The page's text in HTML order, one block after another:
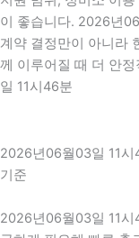
이 좋습니다. 2026년
계약 결정만이 아니라
께 이루어질 때 더 안
일 11시46분
2026년06월03일 11
기준
2026년06월03일 11시